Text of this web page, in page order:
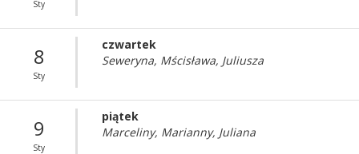
Sty
8
Sty
czwartek
Seweryna, Mścisława, Juliusza
9
Sty
piątek
Marceliny, Marianny, Juliana